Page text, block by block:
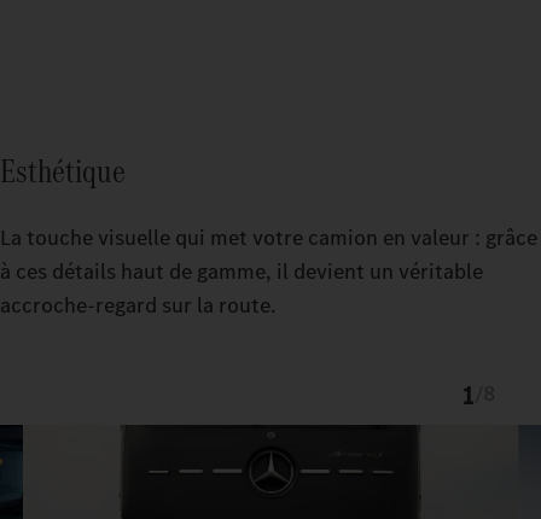
Esthétique
La touche visuelle qui met votre camion en valeur : grâce
à ces détails haut de gamme, il devient un véritable
accroche-regard sur la route.
1